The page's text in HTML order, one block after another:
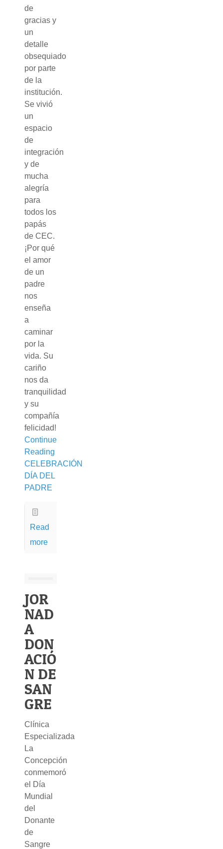
de
gracias y
un
detalle
obsequiado
por parte
de la
institución.
Se vivió
un
espacio
de
integración
y de
mucha
alegría
para
todos los
papás
de CEC.
¡Por qué
el amor
de un
padre
nos
enseña
a
caminar
por la
vida. Su
cariño
nos da
tranquilidad
y su
compañía
felicidad!
Continue
Reading
CELEBRACIÓN
DÍA DEL
PADRE
Read
more
JOR
NAD
A
DON
ACIÓ
N DE
SAN
GRE
Clínica
Especializada
La
Concepción
conmemoró
el Día
Mundial
del
Donante
de
Sangre